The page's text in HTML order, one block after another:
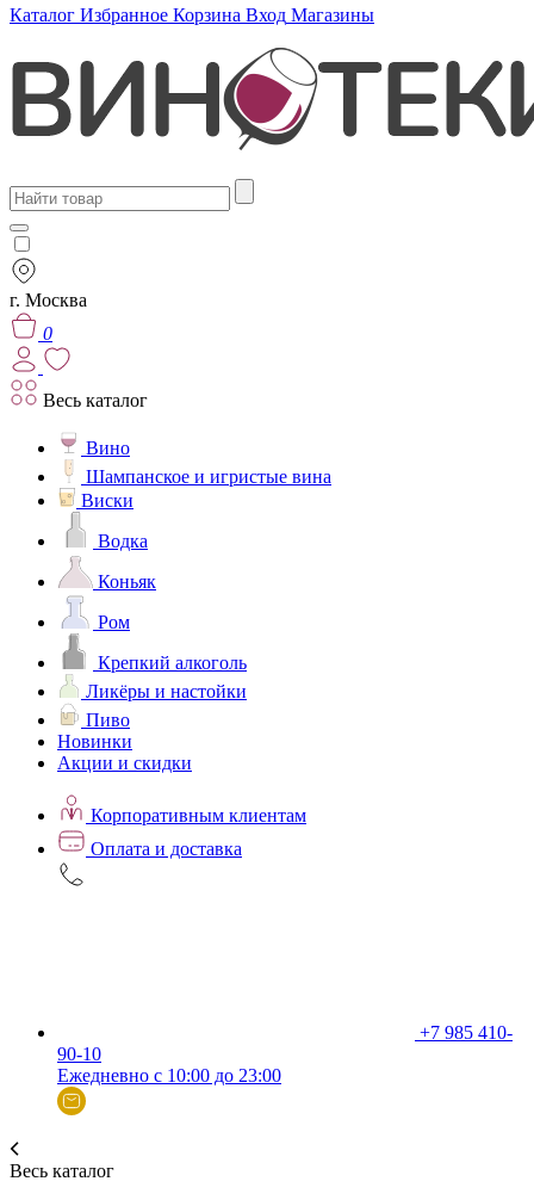
Каталог Избранное Корзина Вход Магазины
г. Москва
0
Весь каталог
Вино
Шампанское и игристые вина
Виски
Водка
Коньяк
Ром
Крепкий алкоголь
Ликёры и настойки
Пиво
Новинки
Акции и скидки
Корпоративным клиентам
Оплата и доставка
+7 985 410-
90-10
Ежедневно с 10:00 до 23:00
Весь каталог